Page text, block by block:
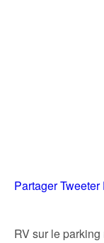
PartagerTweeter
RV sur le